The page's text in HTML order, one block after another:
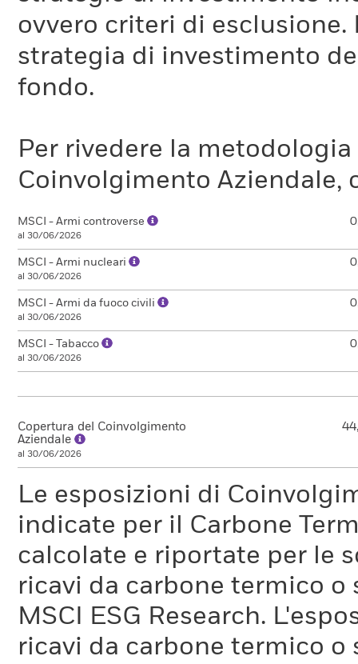
ovvero criteri di
strategia di investimento
fondo.
Per rivedere la
Coinvolgimento Aziendale,
MSCI - Armi controverse
al 30/06/2026
MSCI - Armi nucleari
al 30/06/2026
MSCI - Armi da fuoco civili
al 30/06/2026
MSCI - Tabacco
al 30/06/2026
Copertura del Coinvolgimento
Aziendale
al 30/06/2026
Le esposizioni di
indicate per il Carbone
calcolate e riportate per le
ricavi da carbone termico
MSCI ESG Research.
ricavi da carbone termico